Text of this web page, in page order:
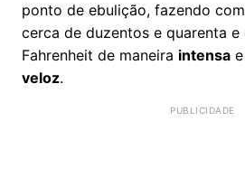
ponto de ebulição, fazendo
cerca de duzentos e quarenta
Fahrenheit de maneira intensa
veloz.